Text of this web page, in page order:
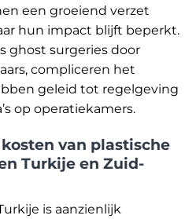
een groeiend verzet
hun impact blijft beperkt.
ghost surgeries door
compliceren het
geleid tot regelgeving
op operatiekamers.
van plastische
Turkije en Zuid-
is aanzienlijk